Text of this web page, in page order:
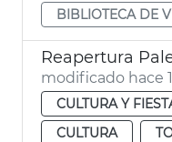
BIBLIOTECA DE
modificado hace
CULTURA Y
CULTURA